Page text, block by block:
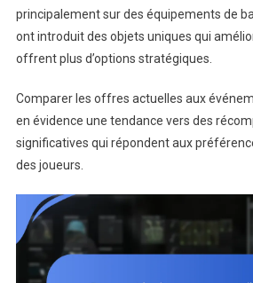
principalement sur des équipements de
ont introduit des objets uniques qui
offrent plus d’options stratégiques.
Comparer les offres actuelles aux
en évidence une tendance vers des
significatives qui répondent aux
des joueurs.